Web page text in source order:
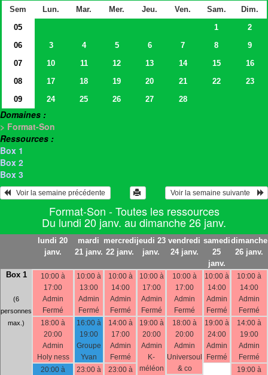
Sem Lun. Mar. Mer. Jeu. Ven. Sam.
Dim.
05
1
2
06
3 4 5 6 7 8
9
07
10 11 12 13 14 15
16
08
17 18 19 20 21 22
23
09
24 25 26 27 28
Domaines :
> Format-Son
Ressources :
Box 1
Box 2
Box 3
Voir la semaine suivante
Format-Son - Toutes les ressources
Du lundi 20 janv. au dimanche 26 janv.
lundi 20
janv.
mardi
21 janv.
mercredi
22 janv.
jeudi 23
janv.
vendredi
24 janv.
samedi
25
janv.
dimanche
26 janv.
Box 1
(6
personnes
max.)
10:00 à
17:00
Admin
Fermé
18:00 à
20:00
Admin
Holy ness
20:00 à
10:00 à
13:00
Admin
Fermé
16:00 à
19:00
Groupe
Yvan
23:00 à
10:00 à
14:00
Admin
Fermé
14:00 à
17:00
Admin
Fermé
23:00 à
10:00 à
17:00
Admin
Fermé
19:00 à
20:00
Admin
K-
méléon
10:00 à
17:00
Admin
Fermé
18:00 à
20:00
Admin
Universoul
& co
10:00 à
14:00
Admin
Fermé
19:00 à
24:00
Admin
Fermé
10:00 à
14:00
Admin
Fermé
14:00 à
19:00
Admin
Fermé
19:00 à